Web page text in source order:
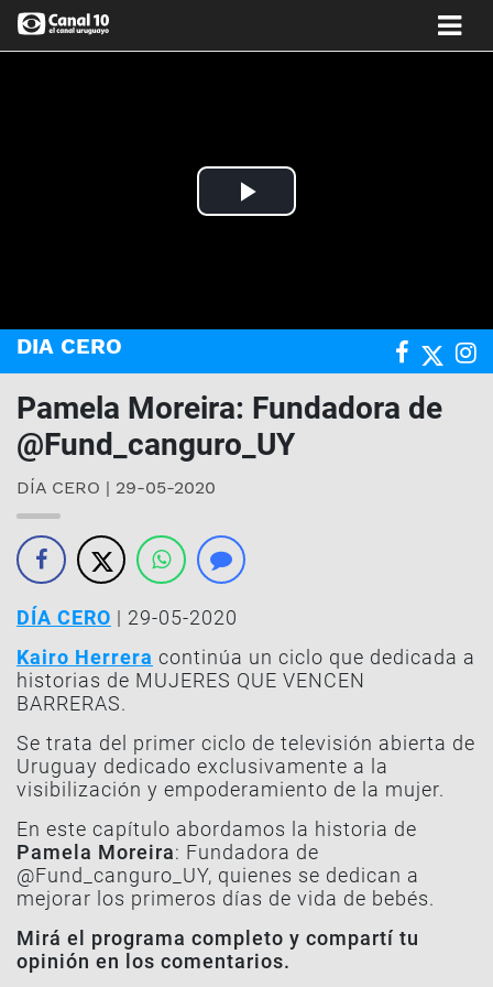
Play
DIA CERO
Pamela Moreira: Fundadora de
@Fund_canguro_UY
DÍA CERO | 29-05-2020
DÍA CERO | 29-05-2020
Kairo Herrera continúa un ciclo que dedicada a
historias de MUJERES QUE VENCEN
BARRERAS.
Se trata del primer ciclo de televisión abierta de
Uruguay dedicado exclusivamente a la
visibilización y empoderamiento de la mujer.
En este capítulo abordamos la historia de
Pamela Moreira: Fundadora de
@Fund_canguro_UY, quienes se dedican a
mejorar los primeros días de vida de bebés.
Mirá el programa completo y compartí tu
opinión en los comentarios.